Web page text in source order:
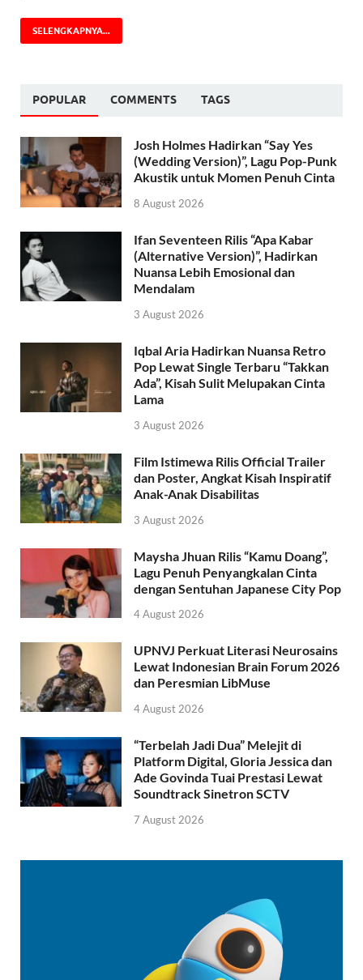
SELENGKAPNYA...
POPULAR COMMENTS TAGS
Josh Holmes Hadirkan “Say Yes
(Wedding Version)”, Lagu Pop-Punk
Akustik untuk Momen Penuh Cinta
8 August 2026
Ifan Seventeen Rilis “Apa Kabar
(Alternative Version)”, Hadirkan
Nuansa Lebih Emosional dan
Mendalam
3 August 2026
Iqbal Aria Hadirkan Nuansa Retro
Pop Lewat Single Terbaru “Takkan
Ada”, Kisah Sulit Melupakan Cinta
Lama
3 August 2026
Film Istimewa Rilis Official Trailer
dan Poster, Angkat Kisah Inspiratif
Anak-Anak Disabilitas
3 August 2026
Maysha Jhuan Rilis “Kamu Doang”,
Lagu Penuh Penyangkalan Cinta
dengan Sentuhan Japanese City Pop
4 August 2026
UPNVJ Perkuat Literasi Neurosains
Lewat Indonesian Brain Forum 2026
dan Peresmian LibMuse
4 August 2026
“Terbelah Jadi Dua” Melejit di
Platform Digital, Gloria Jessica dan
Ade Govinda Tuai Prestasi Lewat
Soundtrack Sinetron SCTV
7 August 2026